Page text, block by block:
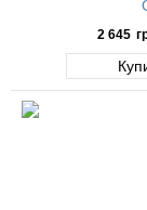
2 645